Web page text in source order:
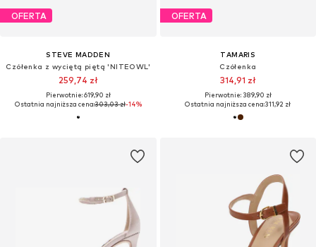
OFERTA
STEVE MADDEN
Czółenka z wyciętą piętą 'NITEOWL'
259,74 zł
Pierwotnie: 619,90 zł
Ostatnia najniższa cena:303,03 zł-14%
OFERTA
TAMARIS
Czółenka
314,91 zł
Pierwotnie: 389,90 zł
Ostatnia najniższa cena:311,92 zł